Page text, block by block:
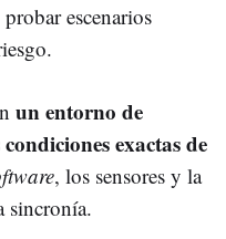
escenarios
un entorno de
exactas de
, los sensores y la
sincronía.